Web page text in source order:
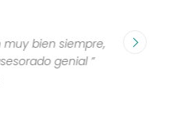
muy bien siempre,
genial ”